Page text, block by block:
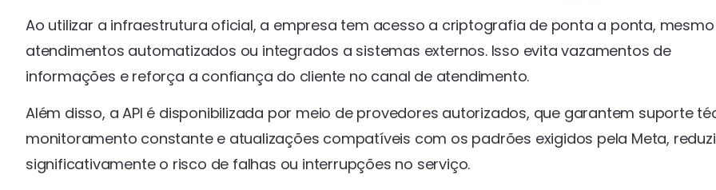
Ao utilizar a infraestrutura oficial, a empresa tem acesso a criptografia de ponta a ponta,
atendimentos automatizados ou integrados a sistemas externos. Isso evita vazamentos de
informações e reforça a confiança do cliente no canal de atendimento.
Além disso, a API é disponibilizada por meio de provedores autorizados, que garantem suporte
monitoramento constante e atualizações compatíveis com os padrões exigidos pela Meta,
significativamente o risco de falhas ou interrupções no serviço.